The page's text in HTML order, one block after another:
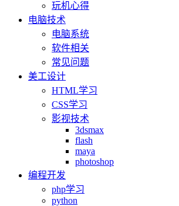
玩机心得
电脑技术
电脑系统
软件相关
常见问题
美工设计
HTML学习
CSS学习
影视技术
3dsmax
flash
maya
photoshop
编程开发
php学习
python